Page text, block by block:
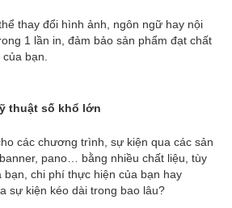
thay đổi hình ảnh, ngôn ngữ hay nội
1 lần in, đảm bảo sản phẩm đạt chất
bạn.
thuật số khổ lớn
các chương trình, sự kiện qua các sản
pano… bằng nhiều chất liệu, tùy
bạn, chi phí thực hiện của bạn hay
sự kiện kéo dài trong bao lâu?